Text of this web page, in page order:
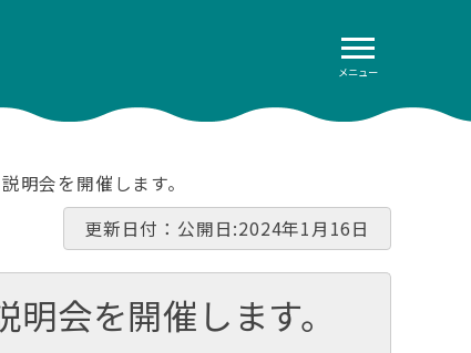
メニュー
明会を開催します。
更新日付：公開日:2024年1月16日
会を開催します。